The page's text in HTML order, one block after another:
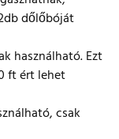
dőlőbóját
használható. Ezt
ft ért lehet
csak